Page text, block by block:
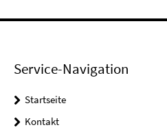
Service-Navigation
Startseite
Kontakt